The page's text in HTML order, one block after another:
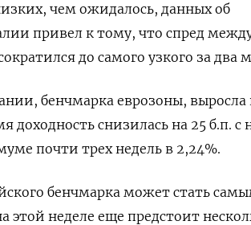
чем ожидалось, данных об
привел к тому, что спред
до самого узкого за два
бенчмарка еврозоны, выросла
доходность снизилась на 25 б.п. с
почти трех недель в 2,24%.
бенчмарка может стать
этой неделе еще предстоит